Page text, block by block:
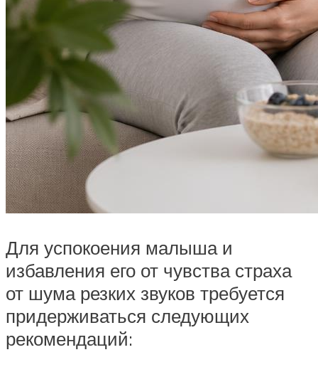
Для успокоения малыша и
избавления его от чувства страха
от шума резких звуков требуется
придерживаться следующих
рекомендаций: